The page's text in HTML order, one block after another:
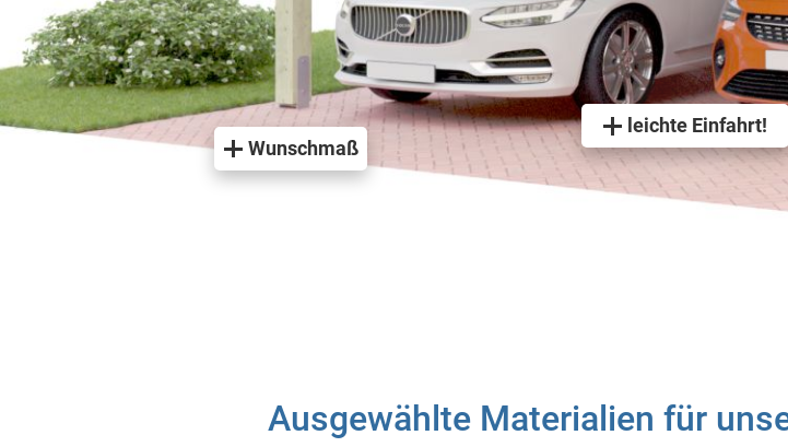
Wunschmaß
leichte Einfahrt!
Ausgewählte Materialien für